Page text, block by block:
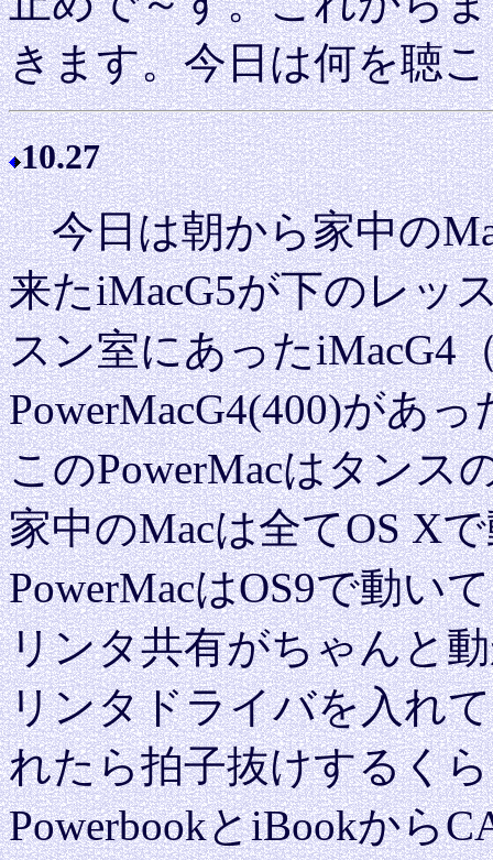
きます。今日は何を聴
10.27
今日は朝から家中の
来たiMacG5が下のレッ
スン室にあったiMacG4
PowerMacG4(400)があ
このPowerMacはタンス
家中のMacは全てOS X
PowerMacはOS9で動い
リンタ共有がちゃんと
リンタドライバを入れ
れたら拍子抜けするく
PowerbookとiBookから